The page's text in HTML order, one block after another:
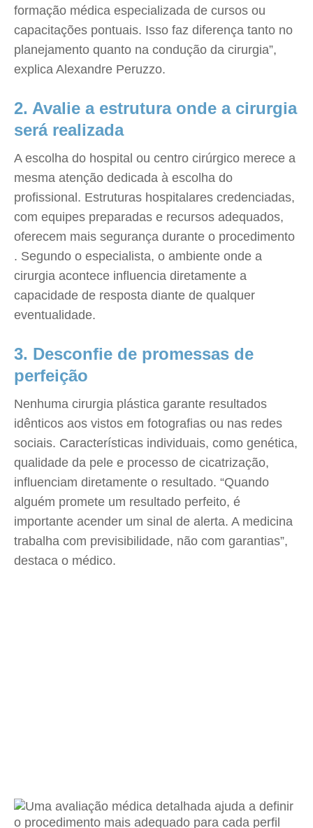
formação médica especializada de cursos ou
capacitações pontuais. Isso faz diferença tanto no
planejamento quanto na condução da cirurgia”,
explica Alexandre Peruzzo.
2. Avalie a estrutura onde a cirurgia
será realizada
A escolha do hospital ou centro cirúrgico merece a
mesma atenção dedicada à escolha do
profissional. Estruturas hospitalares credenciadas,
com equipes preparadas e recursos adequados,
oferecem mais segurança durante o procedimento
. Segundo o especialista, o ambiente onde a
cirurgia acontece influencia diretamente a
capacidade de resposta diante de qualquer
eventualidade.
3. Desconfie de promessas de
perfeição
Nenhuma cirurgia plástica garante resultados
idênticos aos vistos em fotografias ou nas redes
sociais. Características individuais, como genética,
qualidade da pele e processo de cicatrização,
influenciam diretamente o resultado. “Quando
alguém promete um resultado perfeito, é
importante acender um sinal de alerta. A medicina
trabalha com previsibilidade, não com garantias”,
destaca o médico.